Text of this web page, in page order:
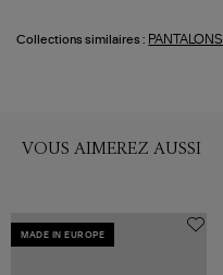
Collections similaires : PANTALONS
VOUS AIMEREZ AUSSI
MADE IN EUROPE